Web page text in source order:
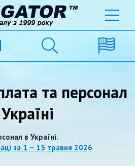
та персонал
в Україні.
за 1 – 15 травня 2026